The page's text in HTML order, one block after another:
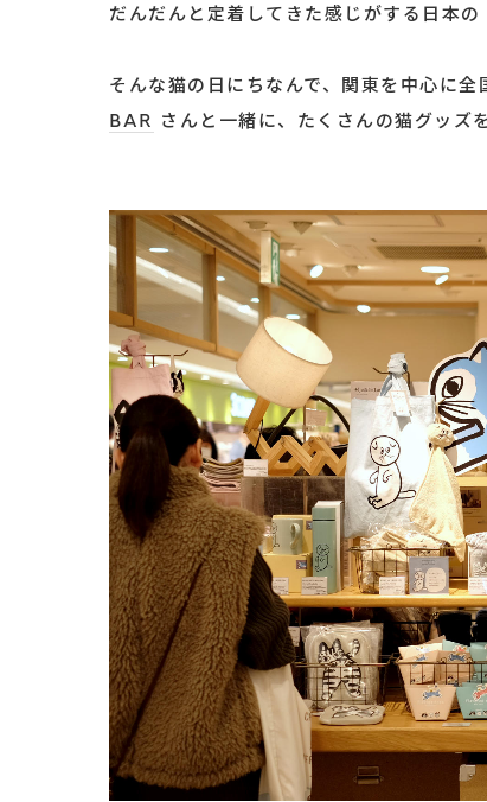
だんだんと定着してきた感じがする日本
そんな猫の日にちなんで、関東を中心に
BAR さんと一緒に、たくさんの猫グッズ